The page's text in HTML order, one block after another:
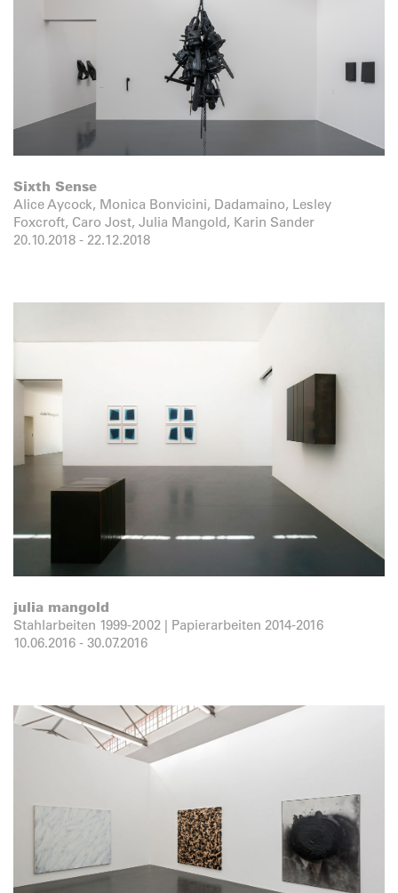
Sixth Sense
Alice Aycock, Monica Bonvicini, Dadamaino, Lesley
Foxcroft, Caro Jost, Julia Mangold, Karin Sander
20.10.2018 - 22.12.2018
julia mangold
Stahlarbeiten 1999-2002 | Papierarbeiten 2014-2016
10.06.2016 - 30.07.2016